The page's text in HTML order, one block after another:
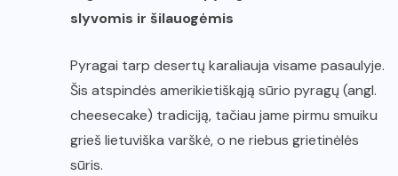
slyvomis ir šilauogėmis
Pyragai tarp desertų karaliauja visame pasaulyje.
Šis atspindės amerikietiškąją sūrio pyragų (angl.
cheesecake) tradiciją, tačiau jame pirmu smuiku
grieš lietuviška varškė, o ne riebus grietinėlės
sūris.